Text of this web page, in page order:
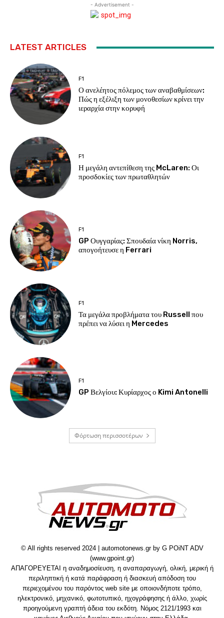
- Advertisement -
LATEST ARTICLES
F1
Ο ανελέητος πόλεμος των αναβαθμίσεων:
Πώς η εξέλιξη των μονοθεσίων κρίνει την
ιεραρχία στην κορυφή
F1
Η μεγάλη αντεπίθεση της McLaren: Οι
προσδοκίες των πρωταθλητών
F1
GP Ουγγαρίας: Σπουδαία νίκη Norris,
απογοήτευσε η Ferrari
F1
Τα μεγάλα προβλήματα του Russell που
πρέπει να λύσει η Mercedes
F1
GP Βελγίου: Κυρίαρχος ο Kimi Antonelli
Φόρτωση περισσοτέρων
© All rights reserved 2024 | automotonews.gr by G POiNT ADV
(www.gpoint.gr)
ΑΠΑΓΟΡΕΥΕΤΑΙ η αναδημοσίευση, η αναπαραγωγή, ολική, μερική ή
περιληπτική ή κατά παράφραση ή διασκευή απόδοση του
περιεχομένου του παρόντος web site με οποιονδήποτε τρόπο,
ηλεκτρονικό, μηχανικό, φωτοτυπικό, ηχογράφησης ή άλλο, χωρίς
προηγούμενη γραπτή άδεια του εκδότη. Νόμος 2121/1993 και